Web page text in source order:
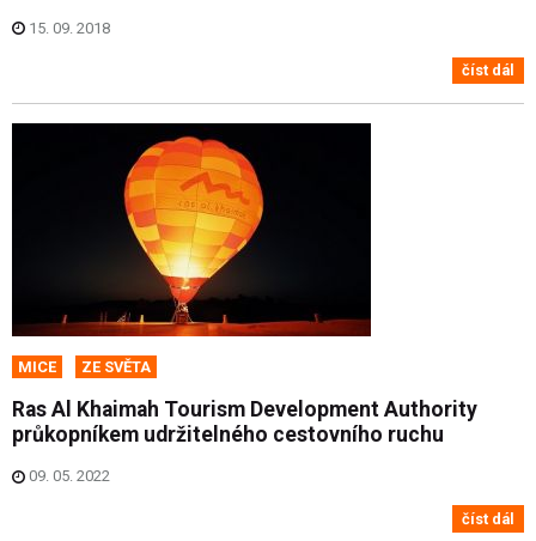
15. 09. 2018
číst dál
MICE ZE SVĚTA
Ras Al Khaimah Tourism Development Authority
průkopníkem udržitelného cestovního ruchu
09. 05. 2022
číst dál